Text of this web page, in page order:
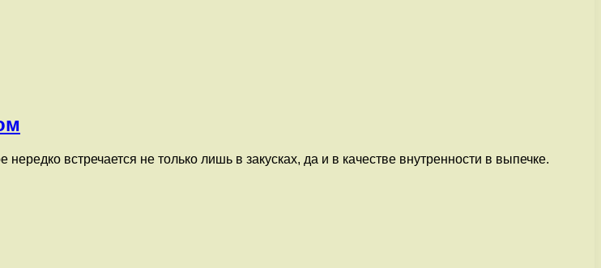
встречается не только лишь в закусках, да и в качестве внутренности в выпечке.